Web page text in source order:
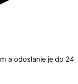
a odoslanie je do 24